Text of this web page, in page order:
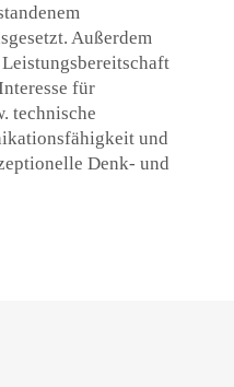
Außerdem
für
technische
und
Denk- und